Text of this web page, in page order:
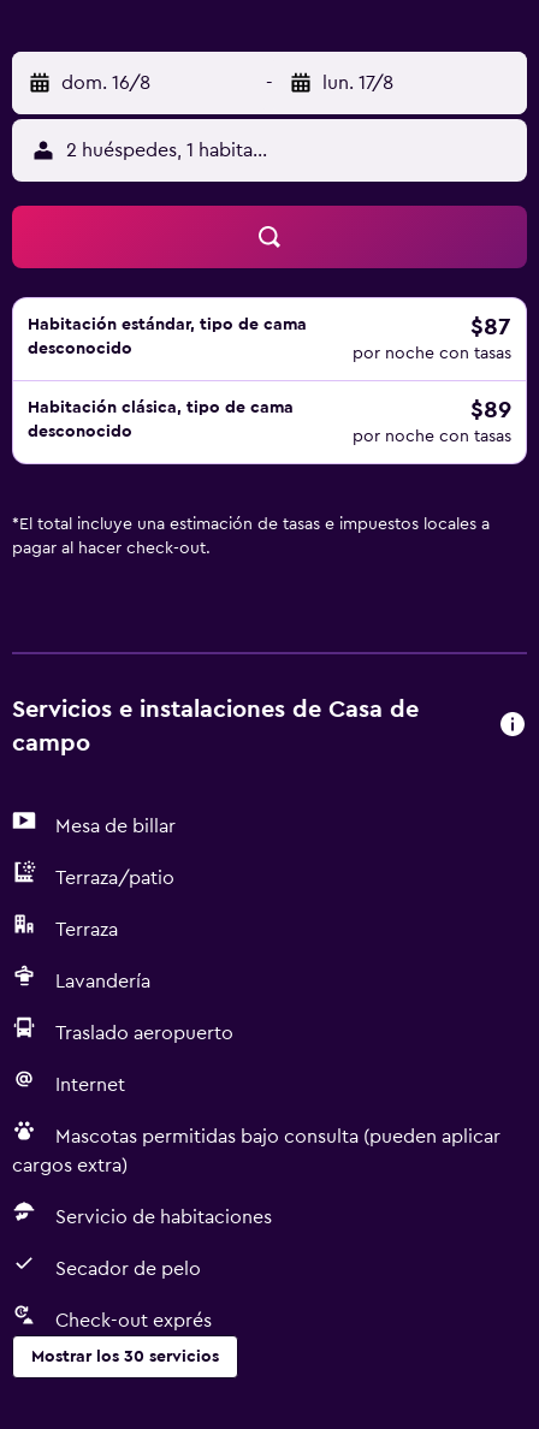
dom. 16/8 - lun. 17/8
2 huéspedes, 1 habitación
Habitación estándar, tipo de cama
desconocido
$87
por noche con tasas
Habitación clásica, tipo de cama
desconocido
$89
por noche con tasas
* El total incluye una estimación de tasas e impuestos locales a
pagar al hacer check-out.
Servicios e instalaciones de Casa de
campo
Mesa de billar
Terraza/patio
Terraza
Lavandería
Traslado aeropuerto
Internet
Mascotas permitidas bajo consulta (pueden aplicar
cargos extra)
Servicio de habitaciones
Secador de pelo
Check-out exprés
Mostrar los 30 servicios